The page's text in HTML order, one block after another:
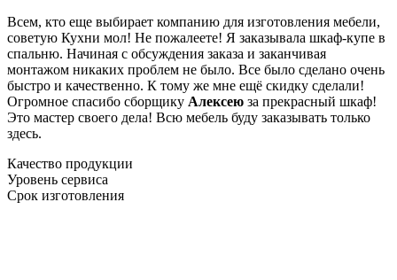
Всем, кто еще выбирает компанию для изготовления мебели,
советую Кухни мол! Не пожалеете! Я заказывала шкаф-купе в
спальню. Начиная с обсуждения заказа и заканчивая
монтажом никаких проблем не было. Все было сделано очень
быстро и качественно. К тому же мне ещё скидку сделали!
Огромное спасибо сборщику Алексею за прекрасный шкаф!
Это мастер своего дела! Всю мебель буду заказывать только
здесь.
Качество продукции
Уровень сервиса
Срок изготовления